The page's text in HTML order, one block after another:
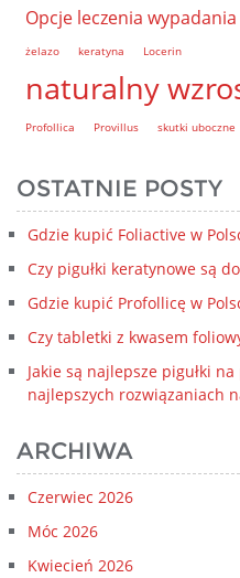
Opcje leczenia wypadania
żelazo
keratyna Locerin
naturalny
Profollica Provillus skutki uboczne
OSTATNIE POSTY
Gdzie kupić Foliactive w
Czy pigułki keratynowe są
Gdzie kupić Profollicę w
Czy tabletki z kwasem
Jakie są najlepsze pigułki
najlepszych rozwiązaniach
ARCHIWA
Czerwiec 2026
Móc 2026
Kwiecień 2026